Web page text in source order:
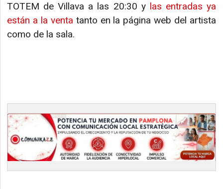
TOTEM de Villava a las 20:30 y las entradas ya
están a la venta tanto en la página web del artista
como de la sala.